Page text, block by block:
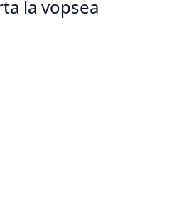
la vopsea